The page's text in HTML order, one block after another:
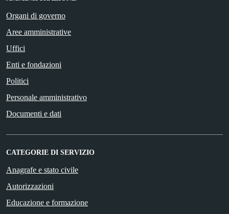
Organi di governo
Aree amministrative
Uffici
Enti e fondazioni
Politici
Personale amministrativo
Documenti e dati
CATEGORIE DI SERVIZIO
Anagrafe e stato civile
Autorizzazioni
Educazione e formazione